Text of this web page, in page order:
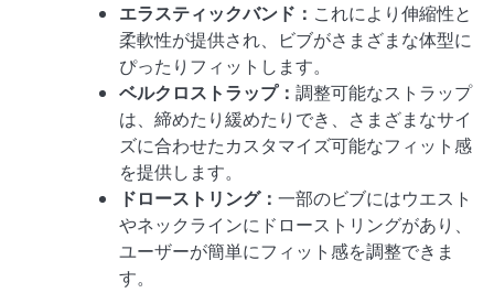
エラスティックバンド： これにより伸縮性と
柔軟性が提供され、ビブがさまざまな体型に
ぴったりフィットします。
ベルクロストラップ： 調整可能なストラップ
は、締めたり緩めたりでき、さまざまなサイ
ズに合わせたカスタマイズ可能なフィット感
を提供します。
ドローストリング： 一部のビブにはウエスト
やネックラインにドローストリングがあり、
ユーザーが簡単にフィット感を調整できま
す。